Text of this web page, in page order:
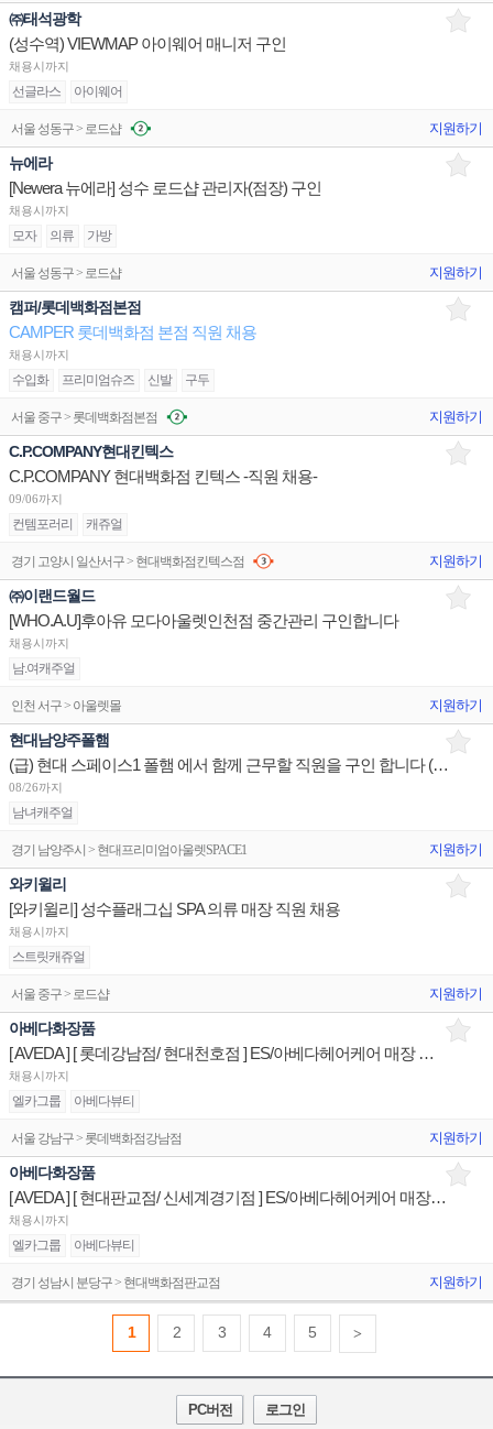
㈜태석광학
(성수역) VIEWMAP 아이웨어 매니저 구인
채용시까지
선글라스 아이웨어
서울 성동구 > 로드샵 지원하기
뉴에라
[Newera 뉴에라] 성수 로드샵 관리자(점장) 구인
채용시까지
모자 의류 가방
서울 성동구 > 로드샵 지원하기
캠퍼/롯데백화점본점
CAMPER 롯데백화점 본점 직원 채용
채용시까지
수입화 프리미엄슈즈 신발 구두
서울 중구 > 롯데백화점본점 지원하기
C.P.COMPANY현대킨텍스
C.P.COMPANY 현대백화점 킨텍스 -직원 채용-
09/06까지
컨템포러리 캐쥬얼
경기 고양시 일산서구 > 현대백화점킨텍스점 지원하기
㈜이랜드월드
[WHO.A.U]후아유 모다아울렛인천점 중간관리 구인합니다
채용시까지
남.여캐주얼
인천 서구 > 아울렛몰 지원하기
현대남양주폴햄
(급) 현대 스페이스1 폴햄 에서 함께 근무할 직원을 구인 합니다 ( 주5일 280만원 )
08/26까지
남녀캐주얼
경기 남양주시 > 현대프리미엄아울렛SPACE1 지원하기
와키윌리
[와키윌리] 성수플래그십 SPA 의류 매장 직원 채용
채용시까지
스트릿캐쥬얼
서울 중구 > 로드샵 지원하기
아베다화장품
[ AVEDA ] [ 롯데강남점/ 현대천호점 ] ES/아베다헤어케어 매장 상품유지 판매전문직원
채용시까지
엘카그룹 아베다뷰티
서울 강남구 > 롯데백화점강남점 지원하기
아베다화장품
[ AVEDA ] [ 현대판교점/ 신세계경기점 ] ES/아베다헤어케어 매장 상품유지 판매전문직원
채용시까지
엘카그룹 아베다뷰티
경기 성남시 분당구 > 현대백화점판교점 지원하기
1 2 3 4 5 >
PC버전 로그인